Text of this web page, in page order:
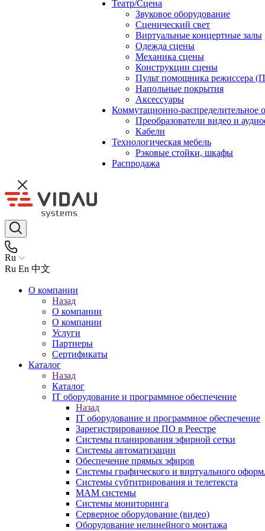
Театр/Сцена
Звуковое оборудование
Сценический свет
Виртуальные концертные залы
Одежда сцены
Механика сцены
Конструкции сцены
Пульт помощника режиссера
Напольные покрытия
Аксессуары
Коммутационно-распределительное
Преобразователи видео и
Кабели
Технологическая мебель
Рэковые стойки, шкафы
Распродажа
Ru
Ru En 中文
О компании
Назад
О компании
О компании
Услуги
Партнеры
Сертификаты
Каталог
Назад
Каталог
IT оборудование и программное обеспечение
Назад
IT оборудование и программное обеспечение
Зарегистрированное ПО в Реестре
Системы планирования эфирной сетки
Системы автоматизации
Обеспечение прямых эфиров
Системы графического и виртуального
Системы субтитрирования и телетекста
MAM системы
Системы мониторинга
Серверное оборудование (видео)
Оборудование нелинейного монтажа